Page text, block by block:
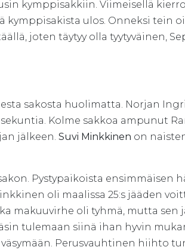
kymppisakkiin. Viimeisellä
kymppisakista ulos. Onneksi tein
joten täytyy olla tyytyväinen,
sakosta huolimatta. Norjan
Kolme sakkoa ampunut
jälkeen. Suvi Minkkinen on
Pystypaikoista ensimmäisen
oli maalissa 25:s jääden
makuuvirhe oli tyhmä, mutta sen
tulemaan siinä ihan hyvin
Perusvauhtinen hiihto